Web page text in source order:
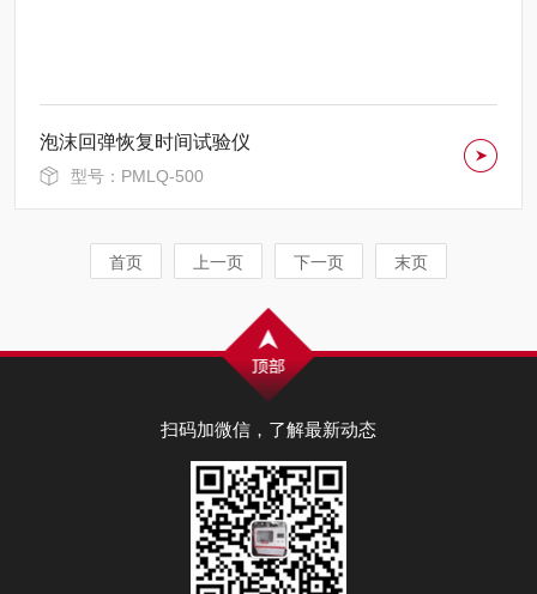
泡沫回弹恢复时间试验仪
型号：PMLQ-500
首页 上一页 下一页 末页
扫码加微信，了解最新动态